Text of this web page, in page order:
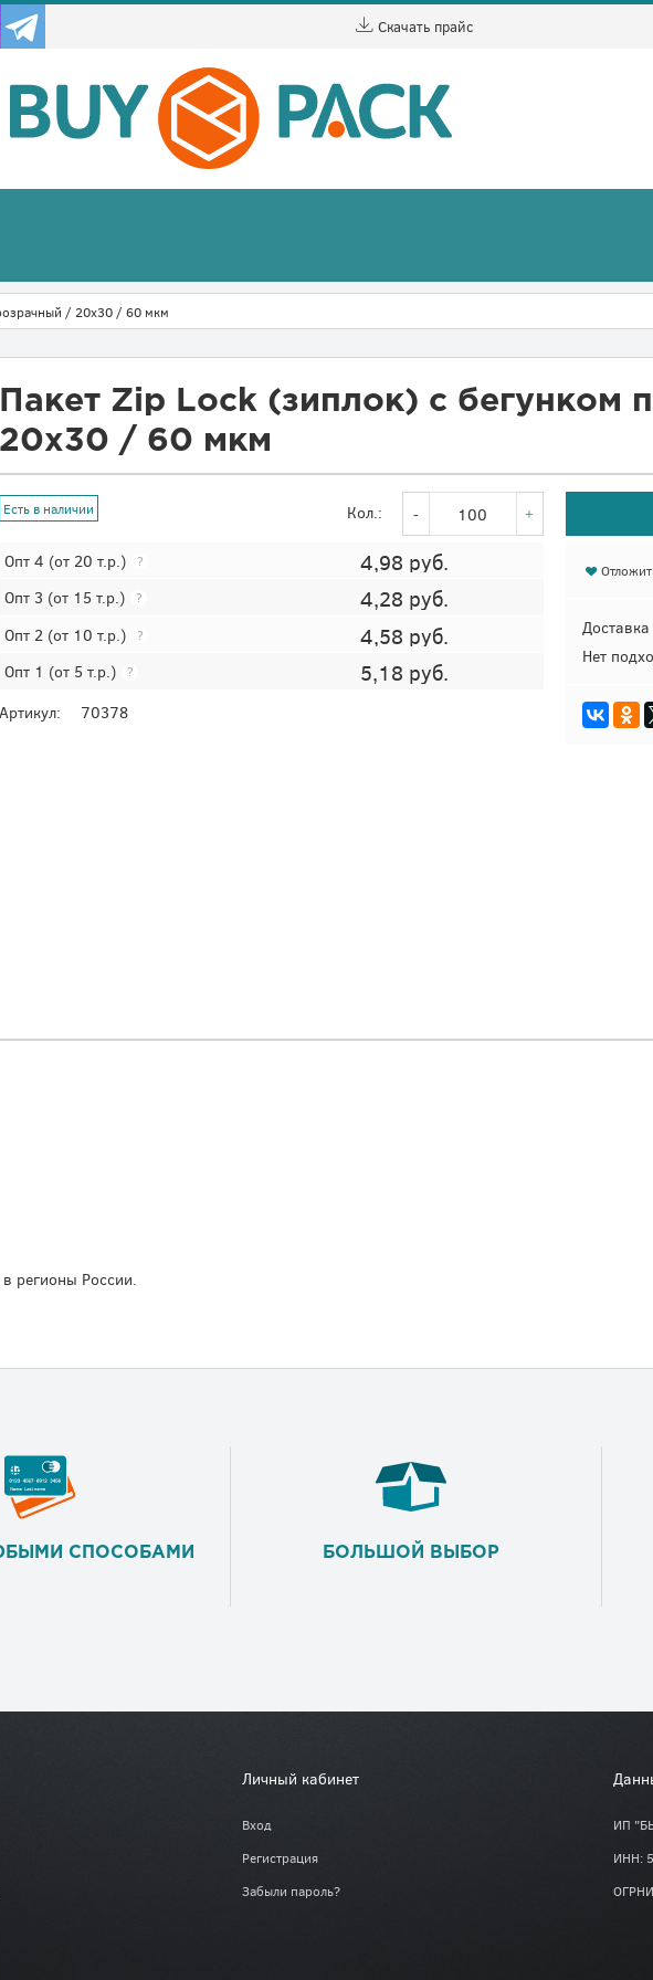
Скачать прайс
/ 20х30 / 60 мкм
Пакет Zip Lock (зиплок) с бегунком
20х30 / 60 мкм
Есть в наличии Кол.:
Опт 4 (от 20 т.р.) ? 4,98 руб.
Опт 3 (от 15 т.р.) ? 4,28 руб.
Опт 2 (от 10 т.р.) ? 4,58 руб.
Опт 1 (от 5 т.р.) ? 5,18 руб.
Артикул: 70378
Доставка
Нет
регионы России.
СПОСОБАМИ БОЛЬШОЙ ВЫБОР
Личный кабинет
Вход
Регистрация
Забыли пароль?
ИП
ИНН: